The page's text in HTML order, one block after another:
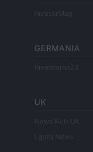
InvestirMag
GERMANIA
Investieren24
UK
News Hub UK
Lgbtq News